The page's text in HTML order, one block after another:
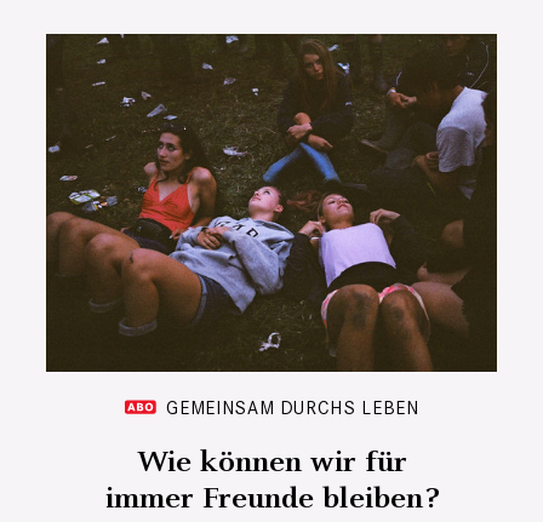
GEMEINSAM DURCHS LEBEN
Wie können wir für
immer Freunde bleiben?